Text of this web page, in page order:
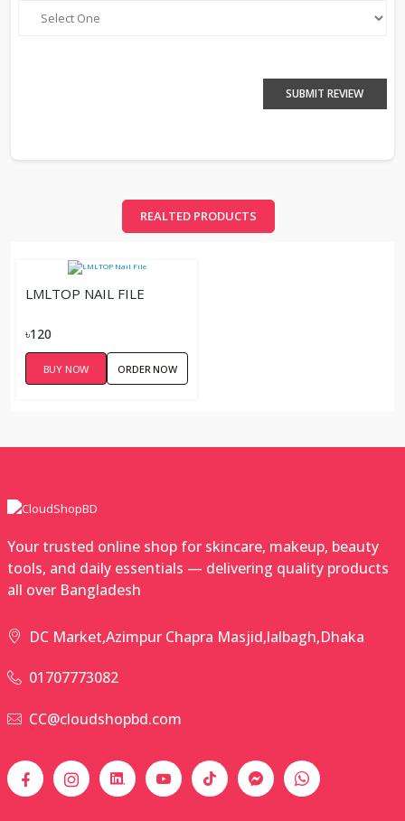
SUBMIT REVIEW
REALTED PRODUCTS
LMLTOP NAIL FILE
৳120
BUY NOW ORDER NOW
Your trusted online shop for skincare, makeup, beauty
tools, and daily essentials — delivering quality products
all over Bangladesh
DC Market,Azimpur Chapra Masjid,lalbagh,Dhaka
01707773082
CC@cloudshopbd.com